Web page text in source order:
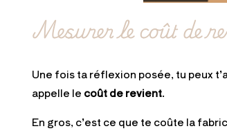
Mesurer le coût de
Une fois ta réflexion posée, tu peux
appelle le coût de revient.
En gros, c’est ce que te coûte la